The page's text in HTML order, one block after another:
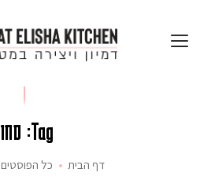
Tag: סחוג
דף הבית כל הפוסטים